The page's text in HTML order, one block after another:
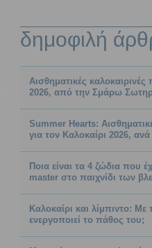
δημοφιλή
Αισθηματικές καλοκαιρινές
2026, από την Σμάρω
Summer Hearts:
για τον Καλοκαίρι 2026,
Ποια είναι τα 4 ζώδια που
master στο παιχνίδι των
Καλοκαίρι και λίμπιντο:
ενεργοποιεί το πάθος του;